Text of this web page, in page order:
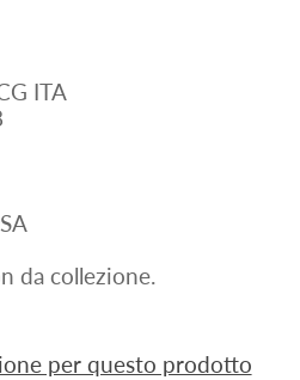
ITA
da collezione.
per questo prodotto